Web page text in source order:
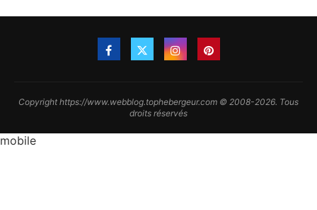
Copyright https://www.webblog.tophebergeur.com © 2008-2026. Tous
droits réservés